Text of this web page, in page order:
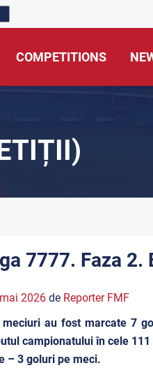
COMPETITIONS
7777. Faza 2.
2026de Reporter FMF
au fost marcate 7
campionatului în cele
– 3 goluri pe meci.